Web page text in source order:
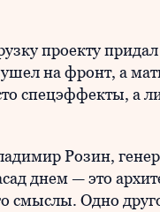
проекту
на фронт, а
спецэффекты, а
Розин,
днем — это
Одно